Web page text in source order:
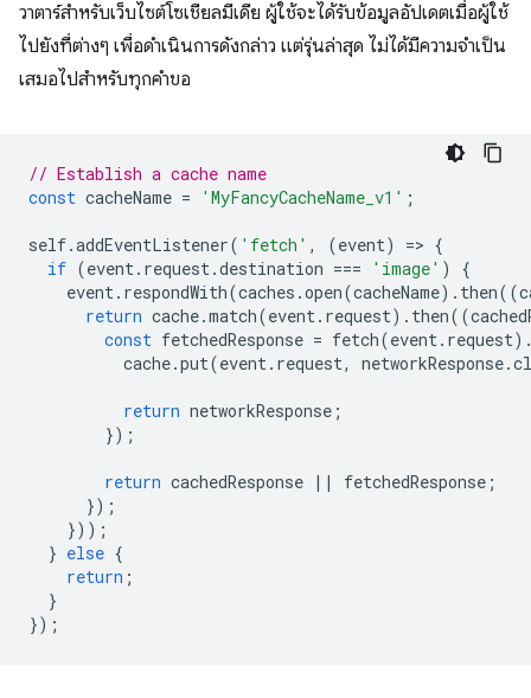
วาตาร์สำหรับเว็บไซต์โซเชียลมีเดีย ผู้ใช้จะได้รับข้อมูลอัปเดตเมื่อผู้ใช้
ไปยังที่ต่างๆ เพื่อดำเนินการดังกล่าว แต่รุ่นล่าสุด ไม่ได้มีความจำเป็น
เสมอไปสำหรับทุกคำขอ
// Establish a cache name
const cacheName = 'MyFancyCacheName_v1' ;
self.addEventListener( 'fetch' , (event) => {
if (event. request.destination === 'image' )
{
event. respondWith(caches .open(cacheName). then((
return cache.match(event. request). then((
const fetchedResponse = fetch(event. request
cache.put(event. request, networkResponse.
return networkResponse ;
});
return cachedResponse || fetchedResponse ;
});
}));
} else {
return ;
}
});